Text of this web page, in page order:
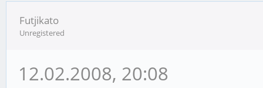
Futjikato
Unregistered
12.02.2008, 20:08